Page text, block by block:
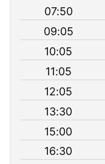
07:50
09:05
10:05
11:05
12:05
13:30
15:00
16:30